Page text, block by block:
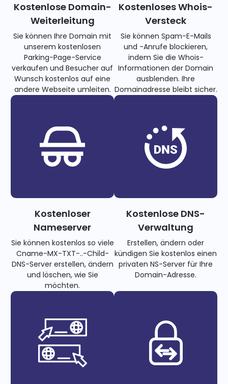
Kostenlose Domain-
Weiterleitung
Sie können Ihre Domain mit
unserem kostenlosen
Parking-Page-Service
verkaufen und Besucher auf
Wunsch kostenlos auf eine
andere Webseite umleiten.
Kostenloses Whois-
Versteck
Sie können Spam-E-Mails
und -Anrufe blockieren,
indem Sie die Whois-
Informationen der Domain
ausblenden. Ihre
Domainadresse bleibt sicher.
Kostenloser
Nameserver
Sie können kostenlos so viele
Cname-MX-TXT-..-Child-
DNS-Server erstellen, ändern
und löschen, wie Sie
möchten.
Kostenlose DNS-
Verwaltung
Erstellen, ändern oder
kündigen Sie kostenlos einen
privaten NS-Server für Ihre
Domain-Adresse.